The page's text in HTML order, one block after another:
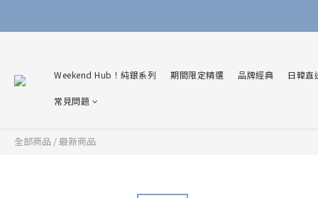
Weekend Hub！純銀系列 期間限定精選 品牌經典 日韓直
常見問題
全部商品 /最新商品